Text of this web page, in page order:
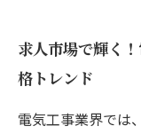
求人市場で輝く
格トレンド
電気工事業界では